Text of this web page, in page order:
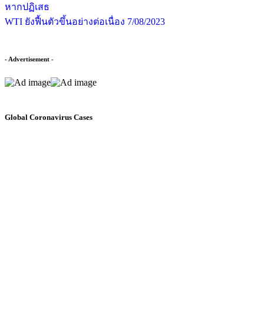
หากปฏิเสธ
WTI ยังฟื้นตัวขึ้นอย่างต่อเนื่อง 7/08/2023
- Advertisement -
Global Coronavirus Cases